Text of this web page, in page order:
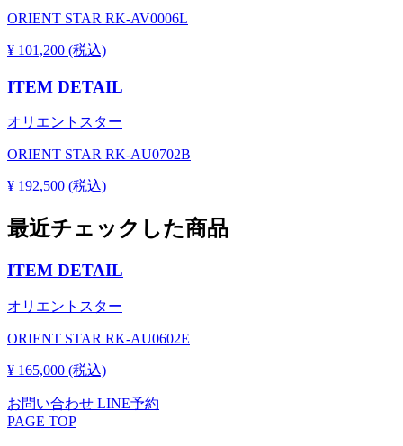
ORIENT STAR RK-AV0006L
¥ 101,200 (税込)
ITEM DETAIL
オリエントスター
ORIENT STAR RK-AU0702B
¥ 192,500 (税込)
最近チェックした商品
ITEM DETAIL
オリエントスター
ORIENT STAR RK-AU0602E
¥ 165,000 (税込)
お問い合わせ LINE予約
PAGE TOP